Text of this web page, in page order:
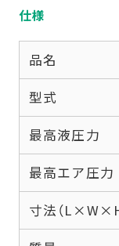
仕様
品名
型式
最高液圧力
最高エア圧力
寸法（L×W×H